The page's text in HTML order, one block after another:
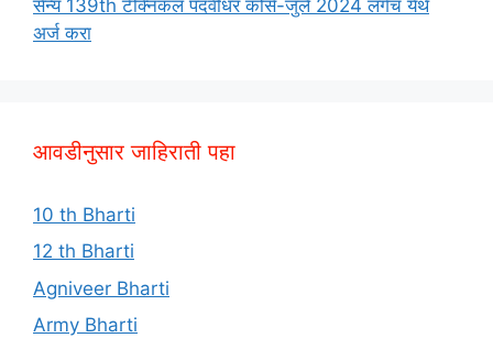
सैन्य 139th टेक्निकल पदवीधर कोर्स-जुलै 2024 लगेच येथे
अर्ज करा
आवडीनुसार जाहिराती पहा
10 th Bharti
12 th Bharti
Agniveer Bharti
Army Bharti